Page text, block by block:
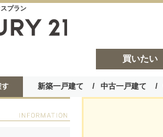
プラン
買いたい
新築一戸建て 中古一戸建て